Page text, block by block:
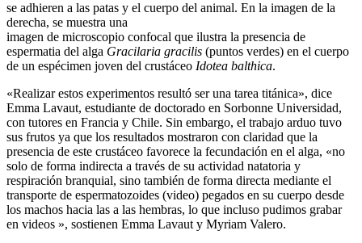
se adhieren a las patas y el cuerpo del animal. En la imagen de la
derecha, se muestra una
imagen de microscopio confocal que ilustra la presencia de
espermatia del alga Gracilaria gracilis (puntos verdes) en el cuerpo
de un espécimen joven del crustáceo Idotea balthica.
«Realizar estos experimentos resultó ser una tarea titánica», dice
Emma Lavaut, estudiante de doctorado en Sorbonne Universidad,
con tutores en Francia y Chile. Sin embargo, el trabajo arduo tuvo
sus frutos ya que los resultados mostraron con claridad que la
presencia de este crustáceo favorece la fecundación en el alga, «no
solo de forma indirecta a través de su actividad natatoria y
respiración branquial, sino también de forma directa mediante el
transporte de espermatozoides (video) pegados en su cuerpo desde
los machos hacia las a las hembras, lo que incluso pudimos grabar
en videos », sostienen Emma Lavaut y Myriam Valero.